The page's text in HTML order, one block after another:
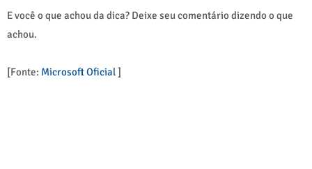
E você o que achou da dica? Deixe seu comentário dizendo o que
achou.
[Fonte: Microsoft Oficial]